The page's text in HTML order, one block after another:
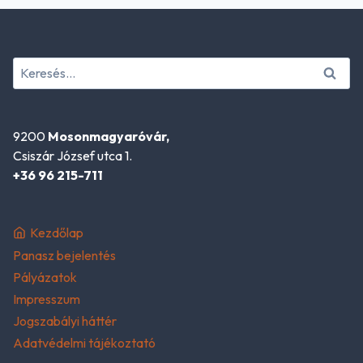
Keresés:
9200 Mosonmagyaróvár,
Csiszár József utca 1.
+36 96 215-711
Kezdőlap
Panasz bejelentés
Pályázatok
Impresszum
Jogszabályi háttér
Adatvédelmi tájékoztató